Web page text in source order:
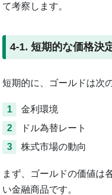
て考察します。
4-1. 短期的な価格決
短期的に、ゴールドは次
1
金利環境
2
ドル為替レート
3
株式市場の動向
まず、ゴールドの価値は
い金融商品です。